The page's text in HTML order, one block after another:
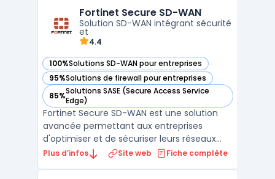
clouds publics et privés, les organisations
rencontrent d ...
Fortinet Secure SD-WAN
Solution SD-WAN intégrant sécurité
et
4.4
100%Solutions SD-WAN pour entreprises
— voir Fortinet Secure SD-WAN dans cette catégorie
95%Solutions de firewall pour entreprises
— voir Fortinet Secure SD-WAN dans cette catégorie
85%Solutions SASE (Secure Access Service
Edge)
— voir Fortinet Secure SD-WAN dans cette catégorie
Fortinet Secure SD-WAN est une solution
avancée permettant aux entreprises
d'optimiser et de sécuriser leurs réseaux
étendus (Wide Area Networks). Intégrant
Plus d’infos Site web Fiche complète